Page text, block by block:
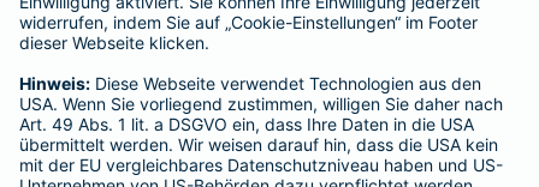
Hausratversicherung
Adresse ändern
Schaden melden
Kilometerstandsmeldung